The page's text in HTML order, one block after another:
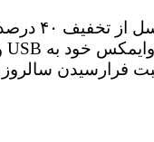
فرارسیدن